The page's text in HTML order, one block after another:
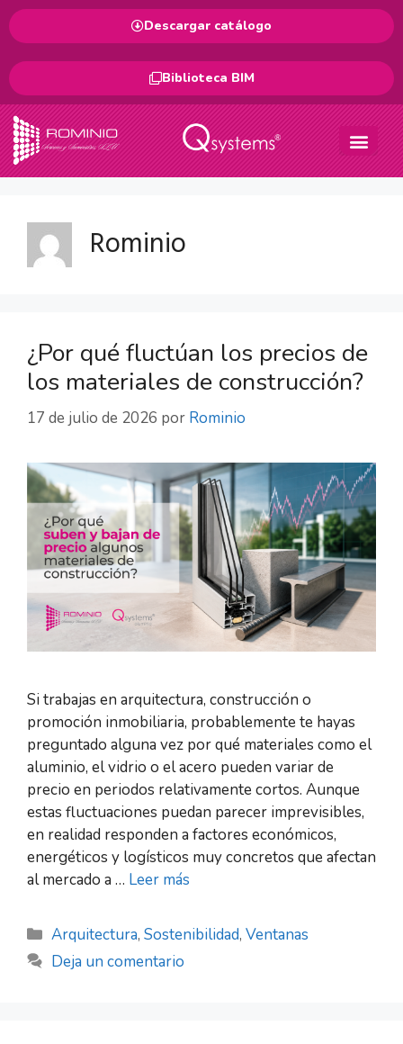
Descargar catálogo
Biblioteca BIM
Rominio
¿Por qué fluctúan los precios de
los materiales de construcción?
17 de julio de 2026 por Rominio
Si trabajas en arquitectura, construcción o
promoción inmobiliaria, probablemente te hayas
preguntado alguna vez por qué materiales como el
aluminio, el vidrio o el acero pueden variar de
precio en periodos relativamente cortos. Aunque
estas fluctuaciones puedan parecer imprevisibles,
en realidad responden a factores económicos,
energéticos y logísticos muy concretos que afectan
al mercado a … Leer más
Arquitectura,Sostenibilidad,Ventanas
Deja un comentario